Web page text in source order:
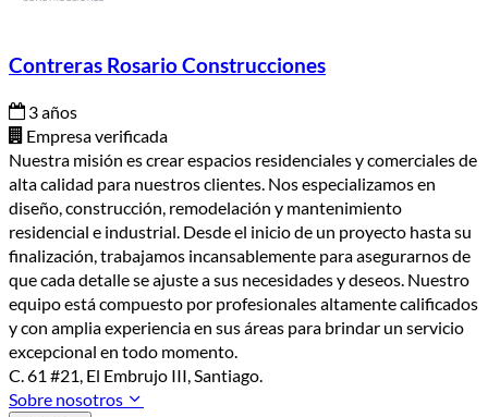
Contreras Rosario Construcciones
3 años
Empresa verificada
Nuestra misión es crear espacios residenciales y comerciales de
alta calidad para nuestros clientes. Nos especializamos en
diseño, construcción, remodelación y mantenimiento
residencial e industrial. Desde el inicio de un proyecto hasta su
finalización, trabajamos incansablemente para asegurarnos de
que cada detalle se ajuste a sus necesidades y deseos. Nuestro
equipo está compuesto por profesionales altamente calificados
y con amplia experiencia en sus áreas para brindar un servicio
excepcional en todo momento.
C. 61 #21, El Embrujo III, Santiago.
Sobre nosotros